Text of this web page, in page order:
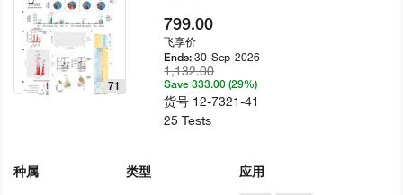
71
种属 类型 应用
799.00
飞享价
Ends:30-Sep-2026
1,132.00
Save 333.00 (29%)
货号 12-7321-41
25 Tests